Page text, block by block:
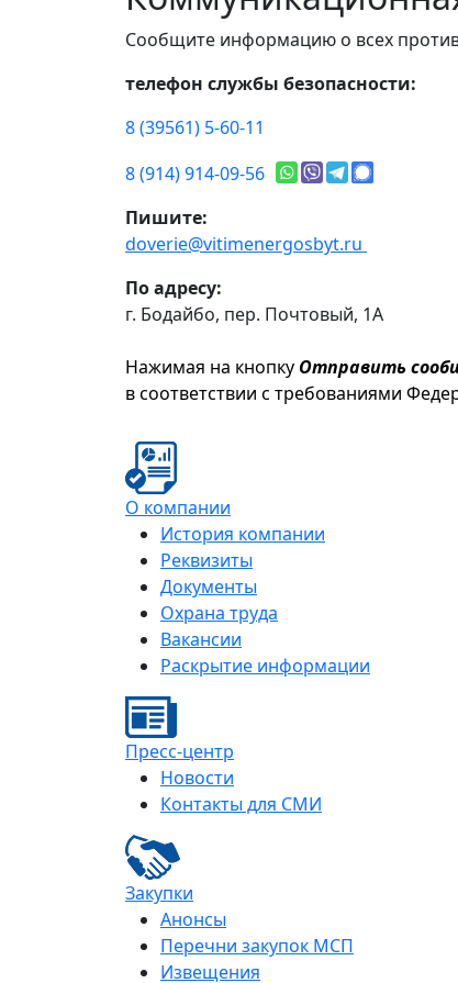
Сообщите информацию о всех
телефон службы безопасности:
8 (39561) 5-60-11
8 (914) 914-09-56
Пишите:
doverie@vitimenergosbyt.ru
По адресу:
г. Бодайбо, пер. Почтовый, 1А
Нажимая на кнопку Отправить
в соответствии с требованиями
О компании
История компании
Реквизиты
Документы
Охрана труда
Вакансии
Раскрытие информации
Пресс-центр
Новости
Контакты для СМИ
Закупки
Анонсы
Перечни закупок МСП
Извещения